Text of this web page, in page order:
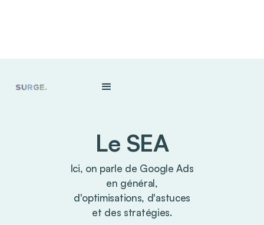
Le SEA
Ici, on parle de Google Ads
en général,
d'optimisations, d'astuces
et des stratégies.